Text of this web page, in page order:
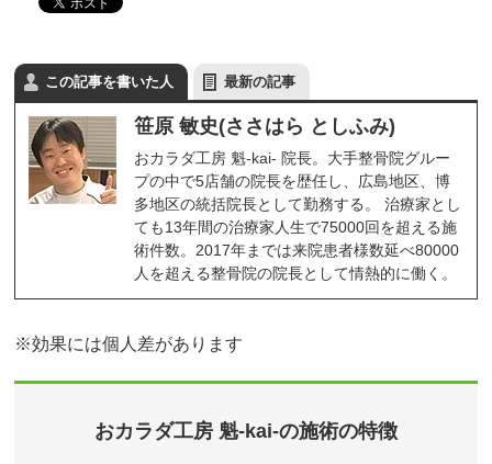
この記事を書いた人 最新の記事
笹原 敏史(ささはら としふみ)
おカラダ工房 魁-kai- 院長。大手整骨院グルー
プの中で5店舗の院長を歴任し、広島地区、博
多地区の統括院長として勤務する。 治療家とし
ても13年間の治療家人生で75000回を超える施
術件数。2017年までは来院患者様数延べ80000
人を超える整骨院の院長として情熱的に働く。
※効果には個人差があります
おカラダ工房 魁-kai-の施術の特徴